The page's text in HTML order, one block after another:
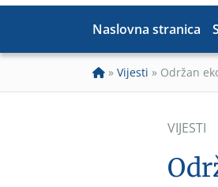
Naslovna stranica
» Vijesti » Održan
VIJESTI